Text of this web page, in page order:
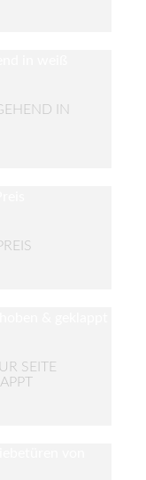
IN W
SEITE